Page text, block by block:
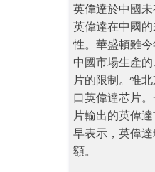
英偉達於中國
英偉達在中國
性。華盛頓雖
中國市場生產
片的限制。惟
口英偉達芯片
片輸出的英偉
早表示，英偉
額。